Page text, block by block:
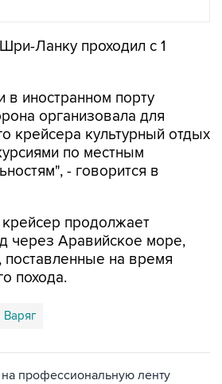
Ланку проходил с 1
в иностранном порту
организовала для
крейсера культурный отдых
по местным
- говорится в
продолжает
через Аравийское море,
поставленные на время
похода.
Варяг
на профессиональную ленту